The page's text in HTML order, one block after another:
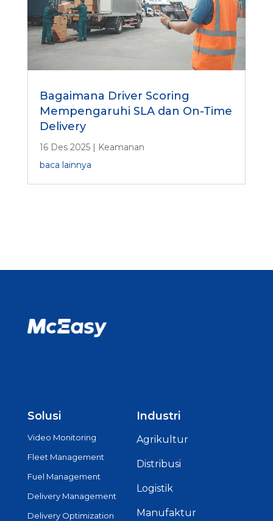
Bagaimana Driver Scoring
Mempengaruhi SLA dan On-Time
Delivery
16 Des 2025| Keamanan
baca lainnya
Solusi
Video Monitoring
Fleet Management
Fuel Management
Delivery Management
Delivery Optimization
Industri
Agrikultur
Distribusi
Logistik
Manufaktur